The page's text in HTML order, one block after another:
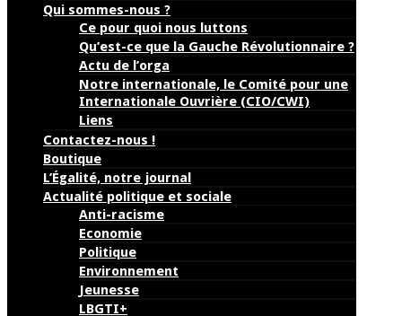
Qui sommes-nous ?
Ce pour quoi nous luttons
Qu’est-ce que la Gauche Révolutionnaire ?
Actu de l’orga
Notre internationale, le Comité pour une
Internationale Ouvrière (CIO/CWI)
Liens
Contactez-nous !
Boutique
L’Égalité, notre journal
Actualité politique et sociale
Anti-racisme
Economie
Politique
Environnement
Jeunesse
LBGTI+